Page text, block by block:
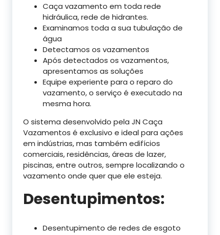
Caça vazamento em toda rede
hidráulica, rede de hidrantes.
Examinamos toda a sua tubulação de
água
Detectamos os vazamentos
Após detectados os vazamentos,
apresentamos as soluções
Equipe experiente para o reparo do
vazamento, o serviço é executado na
mesma hora.
O sistema desenvolvido pela JN Caça
Vazamentos é exclusivo e ideal para ações
em indústrias, mas também edifícios
comerciais, residências, áreas de lazer,
piscinas, entre outros, sempre localizando o
vazamento onde quer que ele esteja.
Desentupimentos:
Desentupimento de redes de esgoto